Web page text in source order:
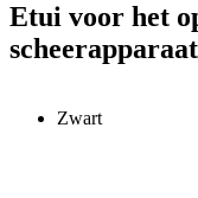
Etui voor het
scheerapparaat
Zwart